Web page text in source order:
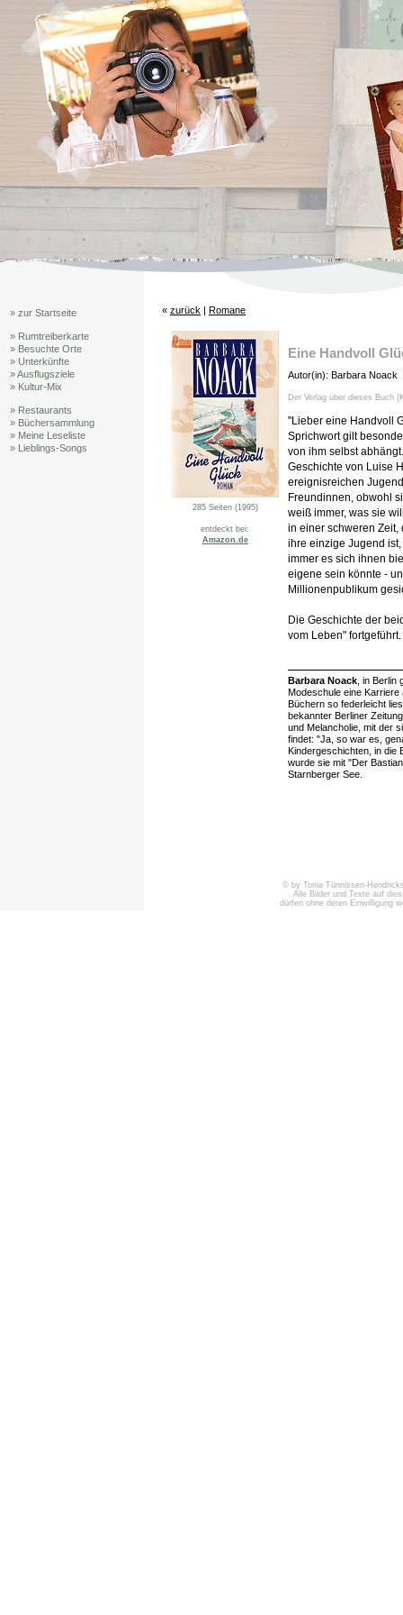
» zur Startseite
» Rumtreiberkarte
» Besuchte Orte
» Unterkünfte
» Ausflugsziele
» Kultur-Mix
» Restaurants
» Büchersammlung
» Meine Leseliste
» Lieblings-Songs
« zurück | Romane
285 Seiten (1995)
entdeckt bei:
Amazon.de
Eine Handvoll
Autor(in): Barbara Noack
Der Verlag über dieses Buch
"Lieber eine Handvoll
Sprichwort gilt
von ihm selbst
Geschichte von Luise
ereignisreichen
Freundinnen, obwohl
weiß immer, was sie
in einer schweren
ihre einzige Jugend
immer es sich ihnen
eigene sein könnte -
Millionenpublikum
Die Geschichte der
vom Leben" fortgeführt.
Barbara Noack , in
Modeschule eine
Büchern so federleicht
bekannter Berliner
und Melancholie, mit der
findet: "Ja, so war es,
Kindergeschichten, in die
wurde sie mit "Der
Starnberger See.
© by Tonia Tünnissen-
Alle Bilder und Texte auf
dürfen ohne deren Einwilligung